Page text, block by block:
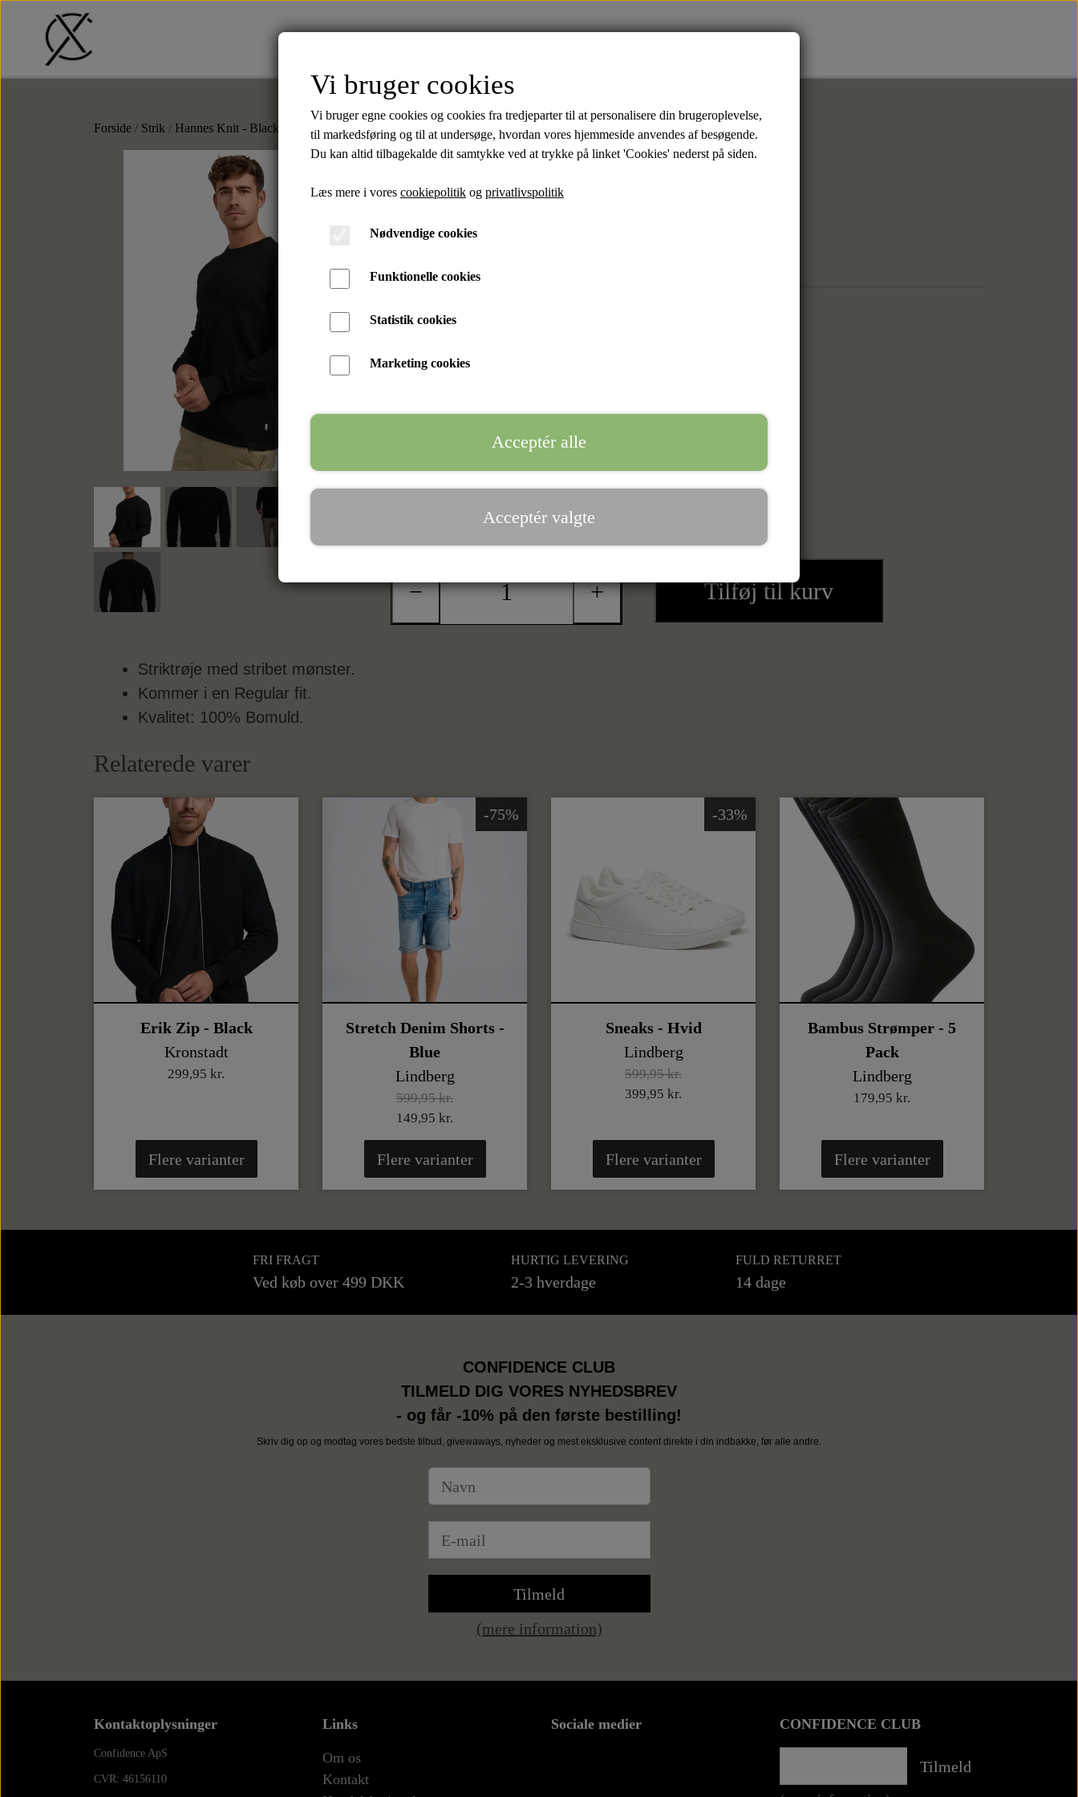
Skjorter
Bambus Bambus
Tilbehør
Slips
Forside Strik Hannes Knit - Black
Hannes Knit - Black
Varenummer:
L XL
− + Tilføj til kurv
Striktrøje med stribet mønster.
Kommer i en Regular fit.
Kvalitet: 100% Bomuld.
Relaterede varer
Erik Zip - Black
Kronstadt
299,95 kr.
Flere varianter
-75%
Stretch Denim Shorts -
Blue
Lindberg
599,95 kr.
149,95 kr.
Flere varianter
-33%
Sneaks - Hvid
Lindberg
599,95 kr.
399,95 kr.
Flere varianter
Bambus Strømper - 5
Pack
Lindberg
179,95 kr.
Flere varianter
FRI FRAGT
Ved køb over 499 DKK
HURTIG LEVERING
2-3 hverdage
FULD RETURRET
14 dage
CONFIDENCE CLUB
TILMELD DIG VORES NYHEDSBREV
- og får -10% på den første bestilling!
Skriv dig op og modtag vores bedste tilbud, givewaways, nyheder og mest eksklusive content direkte i din indbakke, før alle andre.
Tilmeld
(mere information)
Kontaktoplysninger
Confidence ApS
CVR: 46156110
Links
Om os
Kontakt
Sociale medier CONFIDENCE CLUB
Tilmeld
Vi bruger cookies
Vi bruger egne cookies og cookies fra tredjeparter til at personalisere din brugeroplevelse,
til markedsføring og til at undersøge, hvordan vores hjemmeside anvendes af besøgende.
Du kan altid tilbagekalde dit samtykke ved at trykke på linket 'Cookies' nederst på siden.
Læs mere i vores cookiepolitik og privatlivspolitik
Nødvendige cookies
Funktionelle cookies
Statistik cookies
Marketing cookies
Acceptér alle
Acceptér valgte